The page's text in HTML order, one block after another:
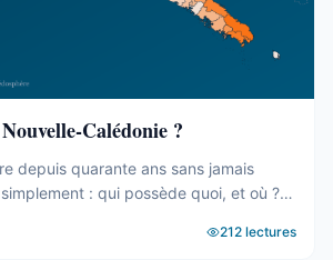
Calédonie ?
depuis quarante ans sans jamais
: qui possède quoi, et où ?
parcelles. Le résultat tient en trois
212 lectures